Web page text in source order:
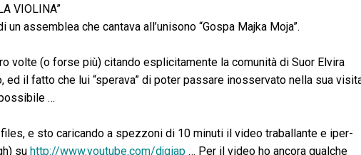
VIOLINA”
assemblea che cantava all’unisono “Gospa Majka Moja”.
volte (o forse più) citando esplicitamente la comunità di Suor Elvira
il fatto che lui “sperava” di poter passare inosservato nella sua
…
e sto caricando a spezzoni di 10 minuti il video traballante e iper-
su http://www.youtube.com/djgiap … Per il video ho ancora qualche